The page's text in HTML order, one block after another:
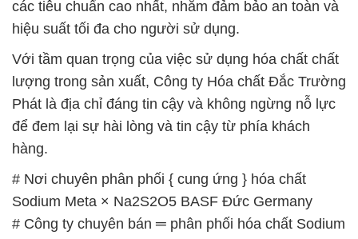
các tiêu chuẩn cao nhất, nhằm đảm bảo an toàn và
hiệu suất tối đa cho người sử dụng.
Với tầm quan trọng của việc sử dụng hóa chất chất
lượng trong sản xuất, Công ty Hóa chất Đắc Trường
Phát là địa chỉ đáng tin cậy và không ngừng nỗ lực
để đem lại sự hài lòng và tin cậy từ phía khách
hàng.
# Nơi chuyên phân phối { cung ứng } hóa chất
Sodium Meta × Na2S2O5 BASF Đức Germany
# Công ty chuyên bán ═ phân phối hóa chất Sodium